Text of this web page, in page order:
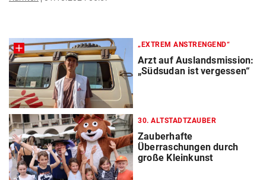
„EXTREM ANSTRENGEND“
Arzt auf Auslandsmission:
„Südsudan ist vergessen“
30. ALTSTADTZAUBER
Zauberhafte
Überraschungen durch
große Kleinkunst